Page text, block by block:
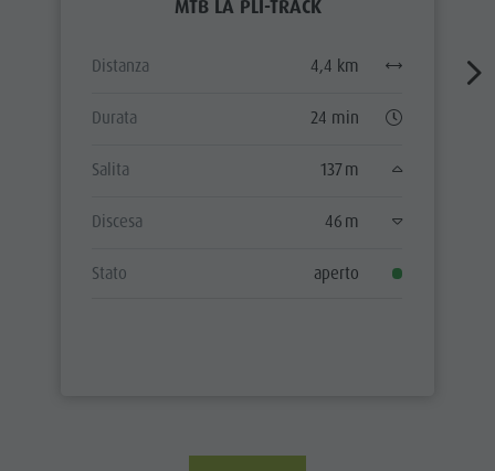
MTB LA PLI-TRACK
Distanza 4,4 km
Durata 24 min
Salita 137 m
Discesa 46 m
Stato aperto
TUTTI I TOUR